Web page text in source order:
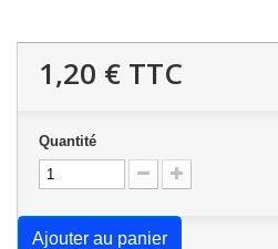
1,20 € TTC
Quantité
Ajouter au panier